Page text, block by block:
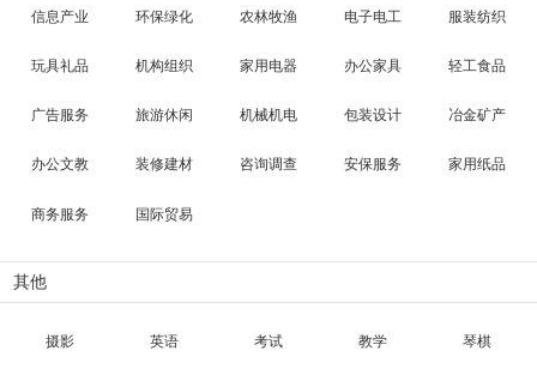
信息产业 环保绿化 农林牧渔 电子电工 服装纺织
玩具礼品 机构组织 家用电器 办公家具 轻工食品
广告服务 旅游休闲 机械机电 包装设计 冶金矿产
办公文教 装修建材 咨询调查 安保服务 家用纸品
商务服务 国际贸易
其他
摄影 英语 考试 教学 琴棋